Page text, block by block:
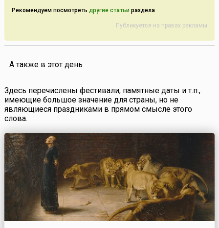
Рекомендуем посмотреть другие статьи раздела
Публикуется на правах рекламы
А также в этот день
Здесь перечислены фестивали, памятные даты и т.п.,
имеющие большое значение для страны, но не
являющиеся праздниками в прямом смысле этого
слова.